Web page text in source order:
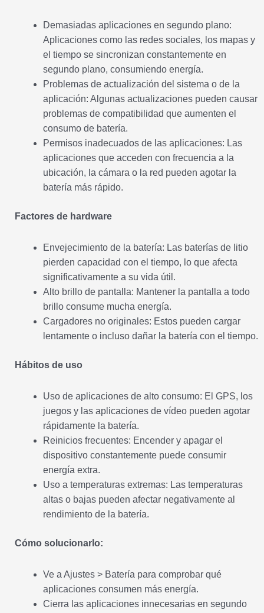
Demasiadas aplicaciones en segundo plano:
Aplicaciones como las redes sociales, los mapas y
el tiempo se sincronizan constantemente en
segundo plano, consumiendo energía.
Problemas de actualización del sistema o de la
aplicación: Algunas actualizaciones pueden causar
problemas de compatibilidad que aumenten el
consumo de batería.
Permisos inadecuados de las aplicaciones: Las
aplicaciones que acceden con frecuencia a la
ubicación, la cámara o la red pueden agotar la
batería más rápido.
Factores de hardware
Envejecimiento de la batería: Las baterías de litio
pierden capacidad con el tiempo, lo que afecta
significativamente a su vida útil.
Alto brillo de pantalla: Mantener la pantalla a todo
brillo consume mucha energía.
Cargadores no originales: Estos pueden cargar
lentamente o incluso dañar la batería con el tiempo.
Hábitos de uso
Uso de aplicaciones de alto consumo: El GPS, los
juegos y las aplicaciones de vídeo pueden agotar
rápidamente la batería.
Reinicios frecuentes: Encender y apagar el
dispositivo constantemente puede consumir
energía extra.
Uso a temperaturas extremas: Las temperaturas
altas o bajas pueden afectar negativamente al
rendimiento de la batería.
Cómo solucionarlo:
Ve a Ajustes > Batería para comprobar qué
aplicaciones consumen más energía.
Cierra las aplicaciones innecesarias en segundo